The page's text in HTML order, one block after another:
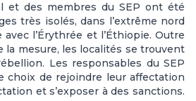
et des membres du SEP ont été
très isolés, dans l’extrême nord
l’Érythrée et l’Éthiopie. Outre
la mesure, les localités se trouvent
Les responsables du SEP
choix de rejoindre leur affectation
et s’exposer à des sanctions.